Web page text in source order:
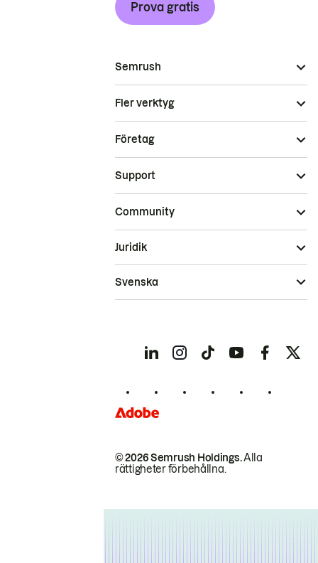
Prova gratis
Semrush
Fler verktyg
Företag
Support
Community
© 2026 Semrush Holdings.Alla
rättigheter förbehållna.
Juridik
Svenska